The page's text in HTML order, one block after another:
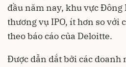
đầu năm nay, khu vực Đông
thương vụ IPO, ít hơn so với
theo báo cáo của Deloitte.
Được dẫn dắt bởi các doanh